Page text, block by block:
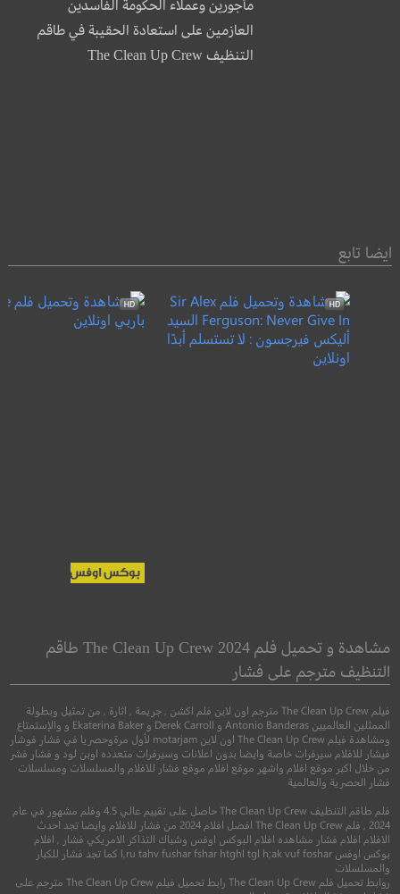
مأجورين وعملاء الحكومة الفاسدين
العازمين على استعادة الحقيبة في طاقم
التنظيف The Clean Up Crew
ايضا تابع
السيد أليكس فيرجسون : لا
تستسلم أبدًا
وثائقي
7.5
مشاهدة و تحميل فلم The Clean Up Crew 2024 طاقم
التنظيف مترجم على فشار
فيلم The Clean Up Crew مترجم اون لاين فلم اكشن , جريمة , اثارة , من تمثيل وبطولة
الممثلين العالميين Antonio Banderas و Derek Carroll و Ekaterina Baker و والإستمتاع
ومشاهدة فيلم The Clean Up Crew اون لاين motarjam لأول مرةوحصريا في فشار فوشار
فيشار للافلام سيرفرات خاصة وايضا بدون اعلانات وسيرفرات متعدده اوبن لود و فشار فشر
من خلال اكبر موقع افلام واشهر موقع افلام موقع فشار للافلام والمسلسلات ومسلسلات
فشار الحصرية والعالمية
فلم طاقم التنظيف The Clean Up Crew حاصل على تقييم عالي 4.5 وفلم مشهور في عام
2024 , فلم The Clean Up Crew افضل افلام 2024 من فشار للافلام وايضا تجد احدث
الافلام افلام فشار مشاهده افلام البوكس اوفس وشباك التذاكر الامريكي فشار , افلام
بوكس اوفس l,ru tahv fushar fshar htghl tgl h;ak vuf foshar كما تجد فشار للكبار
والمسلسلات
روابط تحميل فلم The Clean Up Crew رابط تحميل فيلم The Clean Up Crew مترجم على